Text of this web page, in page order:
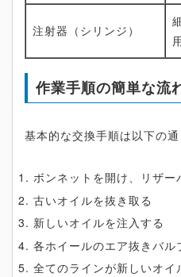
注射器（シリンジ）
作業手順の簡単な流
基本的な交換手順は以下の通
ボンネットを開け、リザー
古いオイルを抜き取る
新しいオイルを注入する
各ホイールのエア抜きバル
全てのラインが新しいオイ